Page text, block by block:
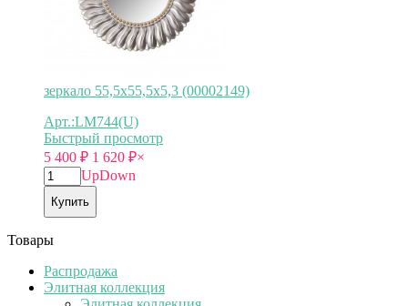
зеркало 55,5х55,5х5,3 (00002149)
Арт.:LM744(U)
Быстрый просмотр
5 400 ₽ 1 620 ₽×
UpDown
Купить
Товары
Распродажа
Элитная коллекция